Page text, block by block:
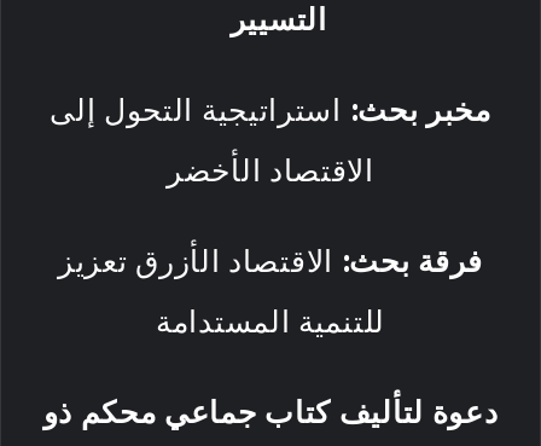
التسيير
مخبر بحث: استراتيجية التحول إلى
الاقتصاد الأخضر
فرقة بحث: الاقتصاد الأزرق تعزيز
للتنمية المستدامة
دعوة لتأليف كتاب جماعي محكم ذو